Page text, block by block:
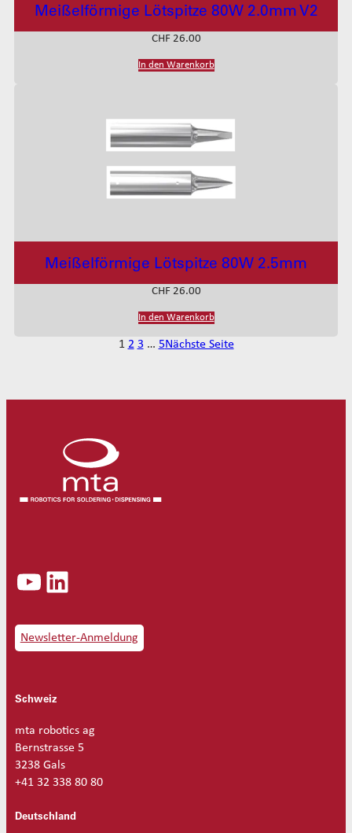
Meißelförmige Lötspitze 80W 2.0mm V2
CHF26.00
In den Warenkorb
Meißelförmige Lötspitze 80W 2.5mm
CHF26.00
In den Warenkorb
1 2 3 … 5Nächste Seite
YouTube LinkedIn
Newsletter-Anmeldung
Schweiz
mta robotics ag
Bernstrasse 5
3238 Gals
+41 32 338 80 80
Deutschland